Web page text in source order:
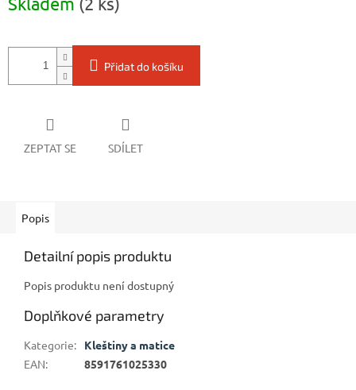
cena:
Přidat do košíku
ZEPTAT SE SDÍLET
Popis
Detailní popis produktu
Popis produktu není dostupný
Doplňkové parametry
Kategorie:
Kleštiny a matice
EAN: 8591761025330